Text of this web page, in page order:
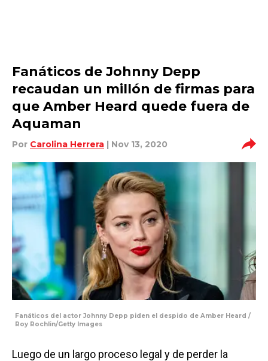
Fanáticos de Johnny Depp
recaudan un millón de firmas para
que Amber Heard quede fuera de
Aquaman
Por Carolina Herrera | Nov 13, 2020
Fanáticos del actor Johnny Depp piden el despido de Amber Heard /
Roy Rochlin/Getty Images
Luego de un largo proceso legal y de perder la